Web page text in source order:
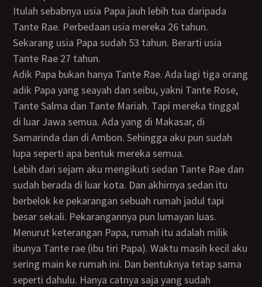
Itulah sebabnya usia Papa jauh lebih tua daripada
Tante Rae. Perbedaan usia mereka 26 tahun.
Sekarang usia Papa sudah 53 tahun. Berarti usia
Tante Rae 27 tahun.
Adik Papa bukan hanya Tante Rae. Ada lagi tiga orang
adik Papa yang seayah dan seibu, yakni Tante Rose,
Tante Salma dan Tante Mariah. Tapi mereka tinggal
di luar Jawa semua. Ada yang di Makasar, di
Samarinda dan di Ambon. Sehingga aku pun sudah
lupa seperti apa bentuk mereka semua.
Lebih dari sejam aku mengikuti sedan Tante Rae dan
sudah berada di luar kota. Dan akhirnya sedan itu
berbelok ke pekarangan sebuah rumah jadul tapi
besar sekali. Pekarangannya pun lumayan luas.
Menurut keterangan Papa, rumah itu adalah milik
ibunya Tante rae (ibu tiri Papa). Waktu masih kecil aku
sering main ke rumah ini. Dan bentuknya tetap sama
seperti dahulu. Hanya catnya saja yang sudah